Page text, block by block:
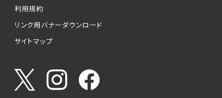
(1)お客様が求人応募フォームより個人情報を
送信した事業主（広告主）への提供
お客様が求職活動・応募等を行った企業による
うやりとり・情報提供（採否・合否の検討を含み
ます）
利用規約
リンク用バナーダウンロード
サイトマップ